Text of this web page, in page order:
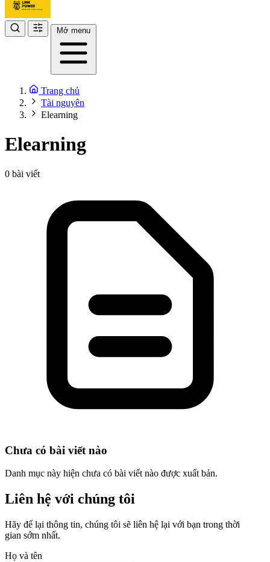
Mở menu
Trang chủ
Tài nguyên
Elearning
Elearning
0 bài viết
Chưa có bài viết nào
Danh mục này hiện chưa có bài viết nào được xuất bản.
Liên hệ với chúng tôi
Hãy để lại thông tin, chúng tôi sẽ liên hệ lại với bạn trong thời
gian sớm nhất.
Họ và tên